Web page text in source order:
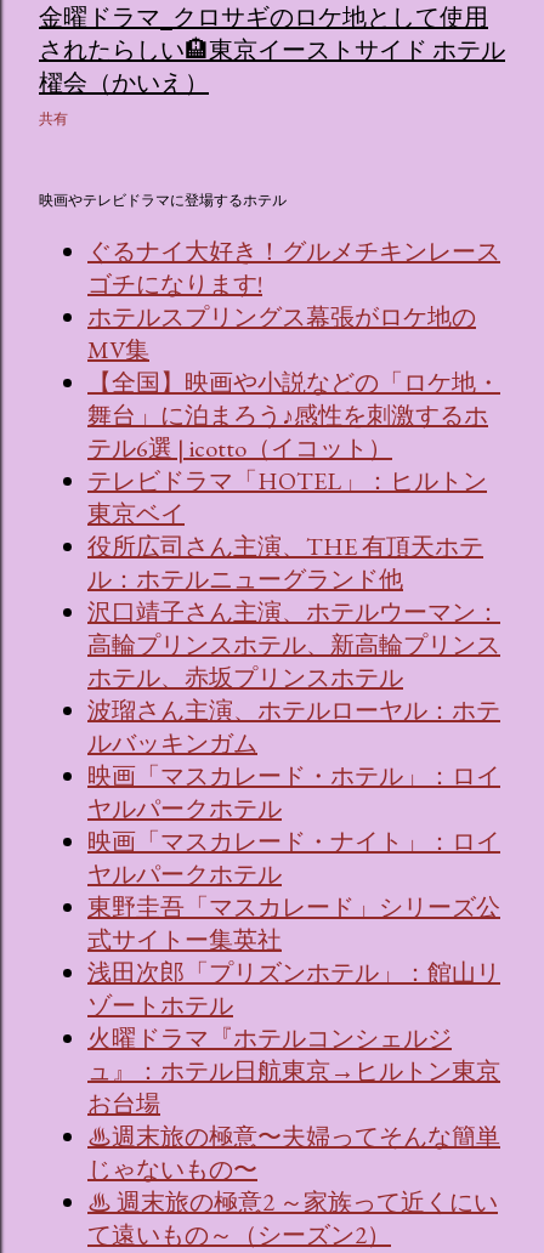
金曜ドラマ_クロサギのロケ地として使用
されたらしい🏨東京イーストサイド ホテル
櫂会（かいえ）
共有
映画やテレビドラマに登場するホテル
ぐるナイ大好き！グルメチキンレース
ゴチになります!
ホテルスプリングス幕張がロケ地の
MV集
【全国】映画や小説などの「ロケ地・
舞台」に泊まろう♪感性を刺激するホ
テル6選 | icotto（イコット）
テレビドラマ「HOTEL」：ヒルトン
東京ベイ
役所広司さん主演、THE 有頂天ホテ
ル：ホテルニューグランド他
沢口靖子さん主演、ホテルウーマン：
高輪プリンスホテル、新高輪プリンス
ホテル、赤坂プリンスホテル
波瑠さん主演、ホテルローヤル：ホテ
ルバッキンガム
映画「マスカレード・ホテル」：ロイ
ヤルパークホテル
映画「マスカレード・ナイト」：ロイ
ヤルパークホテル
東野圭吾「マスカレード」シリーズ公
式サイトー集英社
浅田次郎「プリズンホテル」：館山リ
ゾートホテル
火曜ドラマ『ホテルコンシェルジ
ュ』：ホテル日航東京→ヒルトン東京
お台場
♨週末旅の極意〜夫婦ってそんな簡単
じゃないもの〜
♨ 週末旅の極意2 ～家族って近くにい
て遠いもの～（シーズン2）